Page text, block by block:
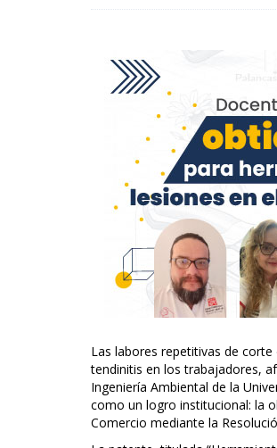
Las labores repetitivas de
tendinitis en los trabajadores,
Ingeniería Ambiental de la
como un logro institucional: la
Comercio mediante la